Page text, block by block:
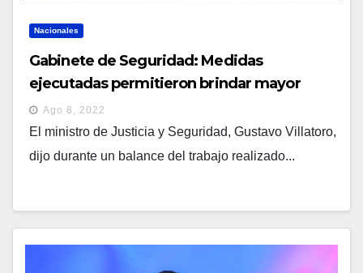
Nacionales
Gabinete de Seguridad: Medidas
ejecutadas permitieron brindar mayor
seguridad a población
Ago 8, 2022
El ministro de Justicia y Seguridad, Gustavo Villatoro,
dijo durante un balance del trabajo realizado...